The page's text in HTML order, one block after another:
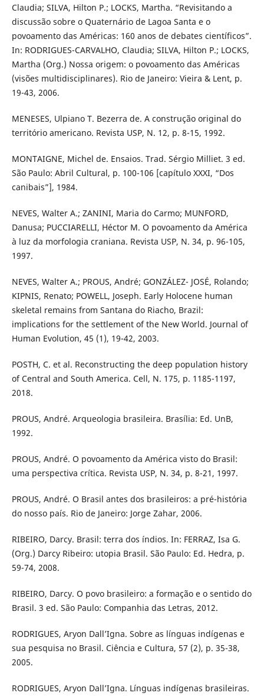
Claudia; SILVA, Hilton P.; LOCKS, Martha. “Revisitando a
discussão sobre o Quaternário de Lagoa Santa e o
povoamento das Américas: 160 anos de debates científicos”.
In: RODRIGUES-CARVALHO, Claudia; SILVA, Hilton P.; LOCKS,
Martha (Org.) Nossa origem: o povoamento das Américas
(visões multidisciplinares). Rio de Janeiro: Vieira & Lent, p.
19-43, 2006.
MENESES, Ulpiano T. Bezerra de. A construção original do
território americano. Revista USP, N. 12, p. 8-15, 1992.
MONTAIGNE, Michel de. Ensaios. Trad. Sérgio Milliet. 3 ed.
São Paulo: Abril Cultural, p. 100-106 [capítulo XXXI, “Dos
canibais”], 1984.
NEVES, Walter A.; ZANINI, Maria do Carmo; MUNFORD,
Danusa; PUCCIARELLI, Héctor M. O povoamento da América
à luz da morfologia craniana. Revista USP, N. 34, p. 96-105,
1997.
NEVES, Walter A.; PROUS, André; GONZÁLEZ- JOSÉ, Rolando;
KIPNIS, Renato; POWELL, Joseph. Early Holocene human
skeletal remains from Santana do Riacho, Brazil:
implications for the settlement of the New World. Journal of
Human Evolution, 45 (1), 19-42, 2003.
POSTH, C. et al. Reconstructing the deep population history
of Central and South America. Cell, N. 175, p. 1185-1197,
2018.
PROUS, André. Arqueologia brasileira. Brasília: Ed. UnB,
1992.
PROUS, André. O povoamento da América visto do Brasil:
uma perspectiva crítica. Revista USP, N. 34, p. 8-21, 1997.
PROUS, André. O Brasil antes dos brasileiros: a pré-história
do nosso país. Rio de Janeiro: Jorge Zahar, 2006.
RIBEIRO, Darcy. Brasil: terra dos índios. In: FERRAZ, Isa G.
(Org.) Darcy Ribeiro: utopia Brasil. São Paulo: Ed. Hedra, p.
59-74, 2008.
RIBEIRO, Darcy. O povo brasileiro: a formação e o sentido do
Brasil. 3 ed. São Paulo: Companhia das Letras, 2012.
RODRIGUES, Aryon Dall’Igna. Sobre as línguas indígenas e
sua pesquisa no Brasil. Ciência e Cultura, 57 (2), p. 35-38,
2005.
RODRIGUES, Aryon Dall’Igna. Línguas indígenas brasileiras.